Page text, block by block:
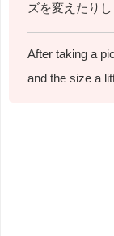
ズを変えたりし
After taking a
and the size a